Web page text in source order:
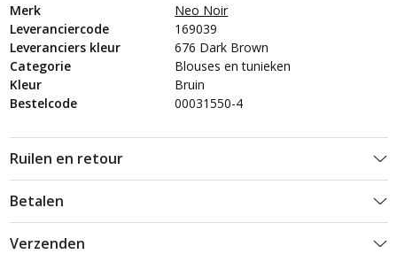
Merk
Neo Noir
Leveranciercode
169039
Leveranciers kleur
676 Dark Brown
Categorie
Blouses en tunieken
Kleur
Bruin
Bestelcode
00031550-4
Ruilen en retour
Betalen
Verzenden